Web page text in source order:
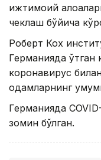
ижтимоий
чеклаш бўйича
Роберт Кох
Германияда
коронавирус
одамларнинг
Германияда
зомин бўлган.